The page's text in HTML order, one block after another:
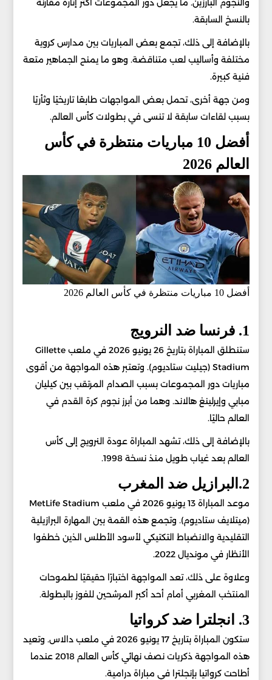
والنجوم البارزين. ما يجعل دور المجموعات أكثر إثارة مقارنة
بالنسخ السابقة.
بالإضافة إلى ذلك، تجمع بعض المباريات بين مدارس كروية
مختلفة وأساليب لعب متناقضة. وهو ما يمنح الجماهير متعة
فنية كبيرة.
ومن جهة أخرى، تحمل بعض المواجهات طابعًا تاريخيًا وثأريًا
بسبب لقاءات سابقة لا تنسى في بطولات كأس العالم.
أفضل 10 مباريات منتظرة في كأس
العالم 2026
أفضل 10 مباريات منتظرة في كأس العالم 2026
1. فرنسا ضد النرويج
ستنطلق المباراة بتاريخ 26 يونيو 2026 في ملعب Gillette
Stadium (جيليت ستاديوم). وتعتبر هذه المواجهة من أقوى
مباريات دور المجموعات بسبب الصدام المرتقب بين كيليان
مبابي وإيرلينغ هالاند. وهما من أبرز نجوم كرة القدم في
العالم حاليًا.
بالإضافة إلى ذلك، تشهد المباراة عودة النرويج إلى كأس
العالم بعد غياب طويل منذ نسخة 1998.
2.البرازيل ضد المغرب
موعد المباراة 13 يونيو 2026 في ملعب MetLife Stadium
(ميتلايف ستاديوم). وتجمع هذه القمة بين المهارة البرازيلية
التقليدية والانضباط التكتيكي لأسود الأطلس الذين خطفوا
الأنظار في مونديال 2022.
وعلاوة على ذلك، تعد المواجهة اختبارًا حقيقيًا لطموحات
المنتخب المغربي أمام أحد أكبر المرشحين للفوز بالبطولة.
3. انجلترا ضد كرواتيا
ستكون المباراة بتاريخ 17 يونيو 2026 في ملعب دالاس. وتعيد
هذه المواجهة ذكريات نصف نهائي كأس العالم 2018 عندما
أطاحت كرواتيا بإنجلترا في مباراة درامية.